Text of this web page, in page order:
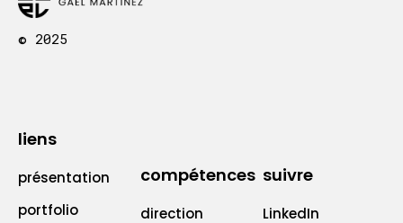
© 2025
liens
présentation
portfolio
compétences
direction
suivre
LinkedIn